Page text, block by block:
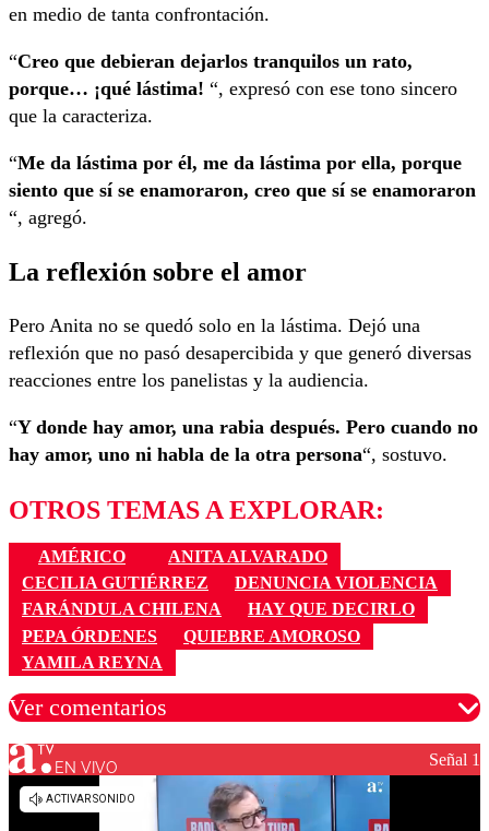
en medio de tanta confrontación.
“Creo que debieran dejarlos tranquilos un rato,
porque… ¡qué lástima! “, expresó con ese tono sincero
que la caracteriza.
“Me da lástima por él, me da lástima por ella, porque
siento que sí se enamoraron, creo que sí se enamoraron
“, agregó.
La reflexión sobre el amor
Pero Anita no se quedó solo en la lástima. Dejó una
reflexión que no pasó desapercibida y que generó diversas
reacciones entre los panelistas y la audiencia.
“Y donde hay amor, una rabia después. Pero cuando no
hay amor, uno ni habla de la otra persona“, sostuvo.
OTROS TEMAS A EXPLORAR:
AMÉRICO
ANITA ALVARADO
CECILIA GUTIÉRREZ
DENUNCIA VIOLENCIA
FARÁNDULA CHILENA
HAY QUE DECIRLO
PEPA ÓRDENES
QUIEBRE AMOROSO
YAMILA REYNA
Ver comentarios
Los comentarios son moderados para garantizar un
diálogo respetuoso.
EN VIVO Señal 1